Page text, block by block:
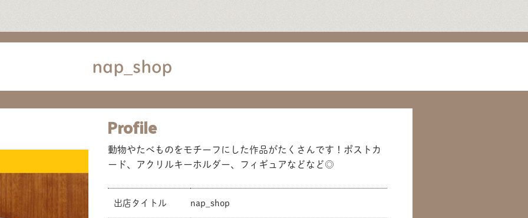
nap_shop
Profile
動物やたべものをモチーフにした作品がたくさんです！ポストカ
ード、アクリルキーホルダー、フィギュアなどなど◎
出店タイトル nap_shop